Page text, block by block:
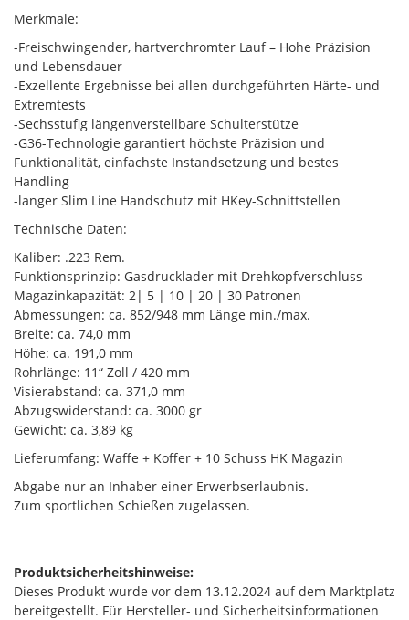
Merkmale:
-Freischwingender, hartverchromter Lauf – Hohe Präzision
und Lebensdauer
-Exzellente Ergebnisse bei allen durchgeführten Härte- und
Extremtests
-Sechsstufig längenverstellbare Schulterstütze
-G36-Technologie garantiert höchste Präzision und
Funktionalität, einfachste Instandsetzung und bestes
Handling
-langer Slim Line Handschutz mit HKey-Schnittstellen
Technische Daten:
Kaliber: .223 Rem.
Funktionsprinzip: Gasdrucklader mit Drehkopfverschluss
Magazinkapazität: 2| 5 | 10 | 20 | 30 Patronen
Abmessungen: ca. 852/948 mm Länge min./max.
Breite: ca. 74,0 mm
Höhe: ca. 191,0 mm
Rohrlänge: 11“ Zoll / 420 mm
Visierabstand: ca. 371,0 mm
Abzugswiderstand: ca. 3000 gr
Gewicht: ca. 3,89 kg
Lieferumfang: Waffe + Koffer + 10 Schuss HK Magazin
Abgabe nur an Inhaber einer Erwerbserlaubnis.
Zum sportlichen Schießen zugelassen.
Produktsicherheitshinweise:
Dieses Produkt wurde vor dem 13.12.2024 auf dem Marktplatz
bereitgestellt. Für Hersteller- und Sicherheitsinformationen